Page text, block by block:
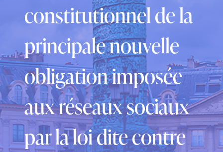
constitutionnel de la
principale nouvelle
obligation imposée
aux réseaux sociaux
par la loi dite contre